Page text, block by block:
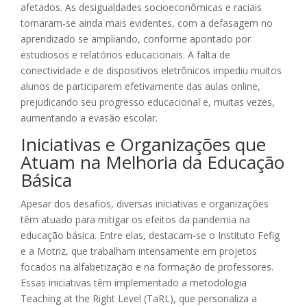
afetados. As desigualdades socioeconômicas e raciais
tornaram-se ainda mais evidentes, com a defasagem no
aprendizado se ampliando, conforme apontado por
estudiosos e relatórios educacionais. A falta de
conectividade e de dispositivos eletrônicos impediu muitos
alunos de participarem efetivamente das aulas online,
prejudicando seu progresso educacional e, muitas vezes,
aumentando a evasão escolar.
Iniciativas e Organizações que
Atuam na Melhoria da Educação
Básica
Apesar dos desafios, diversas iniciativas e organizações
têm atuado para mitigar os efeitos da pandemia na
educação básica. Entre elas, destacam-se o Instituto Fefig
e a Motriz, que trabalham intensamente em projetos
focados na alfabetização e na formação de professores.
Essas iniciativas têm implementado a metodologia
Teaching at the Right Level (TaRL), que personaliza a